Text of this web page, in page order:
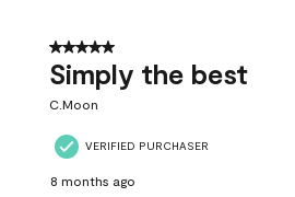
5 out of 5 stars.
Simply the best
C.Moon
VERIFIED PURCHASER
8 months ago